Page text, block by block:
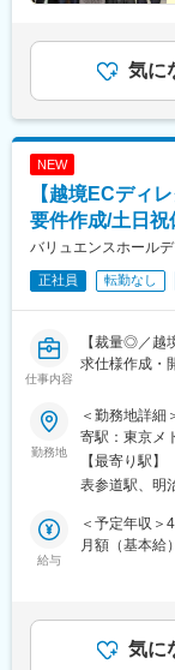
気に
NEW
【越境ECディ
要件作成/土日
バリュエンスホール
正社員 転勤なし
仕事内容
【裁量◎／越
求仕様作成・
期連続増収
当社は「月間
模」のプレ
す。
2023年11月
リリース。
り、UI/UX改
■業務内容：
ご経験に応
勤務地
＜勤務地詳細
寄駅：東京メ
の範囲：会
【最寄り駅】
表参道駅、明
給与
＜予定年収＞
月額（基本給
も目安の金
月給(月額)は
気に